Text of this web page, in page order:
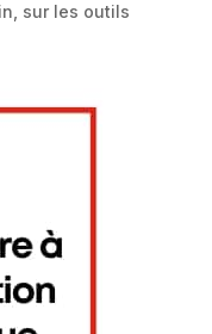
sur les outils